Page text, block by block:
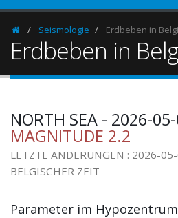
HomepageSeismologie Erdbeben in
Erdbeben in
NORTH SEA - 2026-
MAGNITUDE 2.2
LETZTE ÄNDERUNGEN : 2026-
BELGISCHER ZEIT
Parameter im Hypozentrum